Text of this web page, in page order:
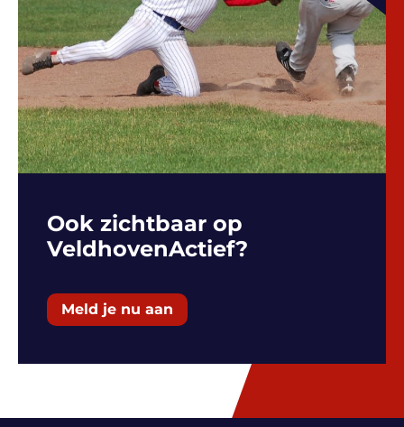
Ook zichtbaar op
VeldhovenActief?
Meld je nu aan